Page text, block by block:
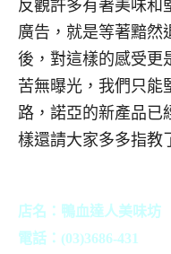
反觀許多有著美味和
廣告，就是等著黯然
後，對這樣的感受更
苦無曝光，我們只能
路，諾亞的新產品已
樣還請大家多多指教
店名：鴨血達人美味坊
電話：(03)3686-431